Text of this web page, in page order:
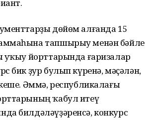
дөйөм алғанда 15
тапшырыу менән бәйле
уҡыу йорттарында ғаризалар
бик ҙур булып күренә, мәҫәлән,
Әммә, республикалағы
ҡабул итеү
билдәләүҙәренсә, конкурс